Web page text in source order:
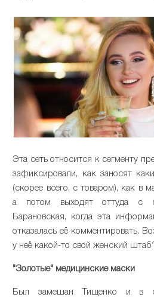
Эта сеть относится к сегменту
зафиксировали, как заносят
(скорее всего, с товаром), как в
а потом выходят оттуда с
Барановская, когда эта
отказалась её комментировать.
у неё какой-то свой женский
"Золотые" медицинские маски
Был замешан Тищенко и в